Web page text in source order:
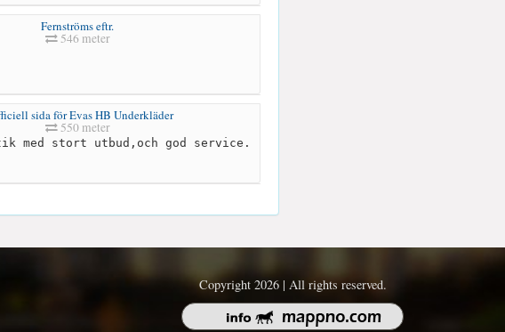
Fernströms eftr.
546 meter
sida för Evas HB Underkläder
550 meter
med stort utbud,och god service.
Copyright 2026 | All rights reserved.